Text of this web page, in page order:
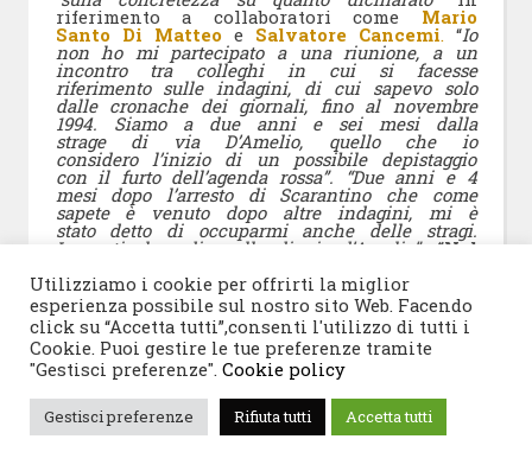
riferimento a collaboratori come Mario
Santo Di Matteo e Salvatore Cancemi.“Io
non ho mi partecipato a una riunione, a un
incontro tra colleghi in cui si facesse
riferimento sulle indagini, di cui sapevo solo
dalle cronache dei giornali, fino al novembre
1994. Siamo a due anni e sei mesi dalla
strage di via D’Amelio, quello che io
considero l’inizio di un possibile depistaggio
con il furto dell’agenda rossa”. “Due anni e 4
mesi dopo l’arresto di Scarantino che come
sapete è venuto dopo altre indagini, mi è
stato detto di occuparmi anche delle stragi.
In particolare di quella di via d’Amelio”. “Nel
della gestione di Vincenzo Scarantino
c’era sicuramente Mario Bo e due
ispettori, molto bravi, Ricerca e
Maniscalchi. Ribaudo e Mattei, nel mio
ricordo avevano un ruolo marginale”. Di
Matteoricorda di avere indagato “fondo
D’Amelio dopo la strage”. Dice:“Fui io a
riaprire le indagini su di lui sulla base delle
Utilizziamo i cookie per offrirti la miglior
esperienza possibile sul nostro sito Web. Facendo
click su “Accetta tutti”,consenti l'utilizzo di tutti i
Cookie. Puoi gestire le tue preferenze tramite
"Gestisci preferenze". Cookie policy
Gestisci preferenze Rifiuta tutti Accetta tutti